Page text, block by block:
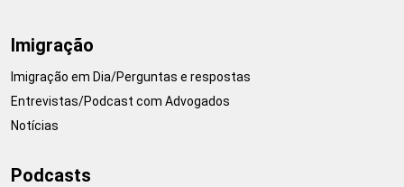
Imigração
Imigração em Dia/Perguntas e respostas
Entrevistas/Podcast com Advogados
Notícias
Podcasts